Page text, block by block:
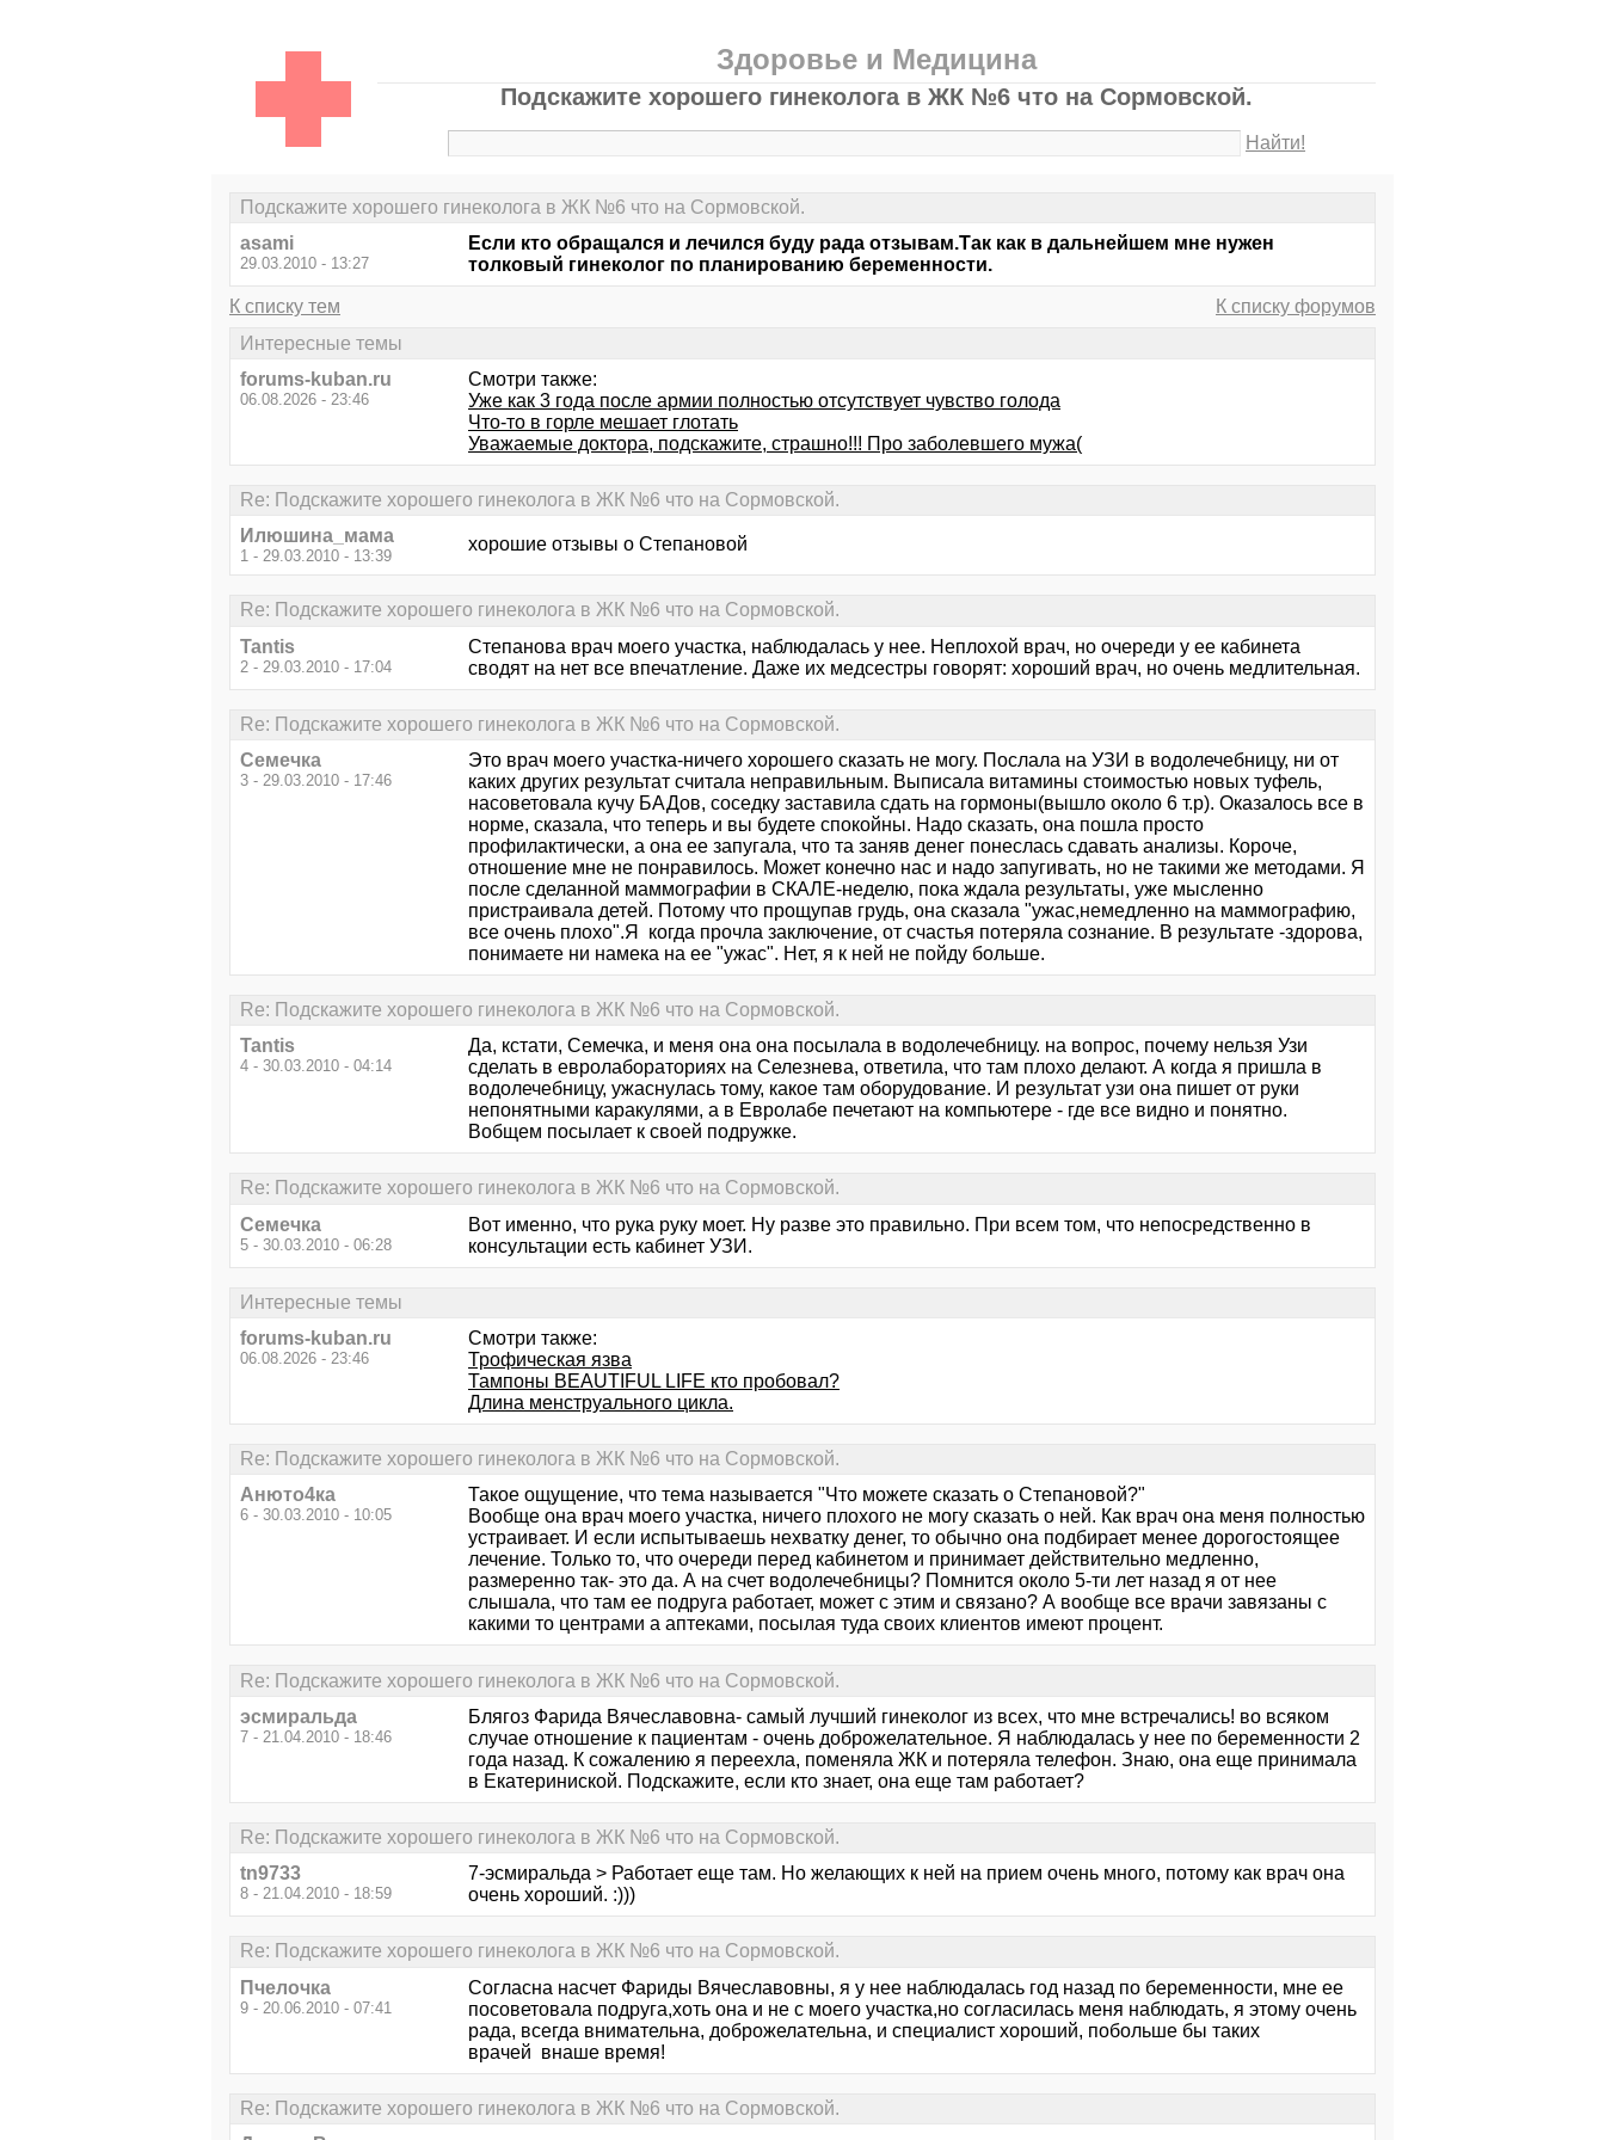
Здоровье и Медицина
Подскажите хорошего гинеколога в ЖК №6 что на Сормовской.
Найти!
Подскажите хорошего гинеколога в ЖК №6 что на Сормовской.
asami
29.03.2010 - 13:27
Если кто обращался и лечился буду рада отзывам.Так как в дальнейшем мне нужен
толковый гинеколог по планированию беременности.
К списку тем
К списку форумов
Интересные темы
forums-kuban.ru
06.08.2026 - 23:46
Смотри также:
Уже как 3 года после армии полностью отсутствует чувство голода
Что-то в горле мешает глотать
Уважаемые доктора, подскажите, страшно!!! Про заболевшего мужа(
Re: Подскажите хорошего гинеколога в ЖК №6 что на Сормовской.
Илюшина_мама
1 - 29.03.2010 - 13:39
хорошие отзывы о Степановой
Re: Подскажите хорошего гинеколога в ЖК №6 что на Сормовской.
Tantis
2 - 29.03.2010 - 17:04
Степанова врач моего участка, наблюдалась у нее. Неплохой врач, но очереди у ее кабинета
сводят на нет все впечатление. Даже их медсестры говорят: хороший врач, но очень медлительная.
Re: Подскажите хорошего гинеколога в ЖК №6 что на Сормовской.
Семечка
3 - 29.03.2010 - 17:46
Это врач моего участка-ничего хорошего сказать не могу. Послала на УЗИ в водолечебницу, ни от
каких других результат считала неправильным. Выписала витамины стоимостью новых туфель,
насоветовала кучу БАДов, соседку заставила сдать на гормоны(вышло около 6 т.р). Оказалось все в
норме, сказала, что теперь и вы будете спокойны. Надо сказать, она пошла просто
профилактически, а она ее запугала, что та заняв денег понеслась сдавать анализы. Короче,
отношение мне не понравилось. Может конечно нас и надо запугивать, но не такими же методами. Я
после сделанной маммографии в СКАЛЕ-неделю, пока ждала результаты, уже мысленно
пристраивала детей. Потому что прощупав грудь, она сказала "ужас,немедленно на маммографию,
все очень плохо".Я когда прочла заключение, от счастья потеряла сознание. В результате -здорова,
понимаете ни намека на ее "ужас". Нет, я к ней не пойду больше.
Re: Подскажите хорошего гинеколога в ЖК №6 что на Сормовской.
Tantis
4 - 30.03.2010 - 04:14
Да, кстати, Семечка, и меня она она посылала в водолечебницу. на вопрос, почему нельзя Узи
сделать в евролабораториях на Селезнева, ответила, что там плохо делают. А когда я пришла в
водолечебницу, ужаснулась тому, какое там оборудование. И результат узи она пишет от руки
непонятными каракулями, а в Евролабе печетают на компьютере - где все видно и понятно.
Вобщем посылает к своей подружке.
Re: Подскажите хорошего гинеколога в ЖК №6 что на Сормовской.
Семечка
5 - 30.03.2010 - 06:28
Вот именно, что рука руку моет. Ну разве это правильно. При всем том, что непосредственно в
консультации есть кабинет УЗИ.
Интересные темы
forums-kuban.ru
06.08.2026 - 23:46
Смотри также:
Трофическая язва
Тампоны BEAUTIFUL LIFE кто пробовал?
Длина менструального цикла.
Re: Подскажите хорошего гинеколога в ЖК №6 что на Сормовской.
Анюто4ка
6 - 30.03.2010 - 10:05
Такое ощущение, что тема называется "Что можете сказать о Степановой?"
Вообще она врач моего участка, ничего плохого не могу сказать о ней. Как врач она меня полностью
устраивает. И если испытываешь нехватку денег, то обычно она подбирает менее дорогостоящее
лечение. Только то, что очереди перед кабинетом и принимает действительно медленно,
размеренно так- это да. А на счет водолечебницы? Помнится около 5-ти лет назад я от нее
слышала, что там ее подруга работает, может с этим и связано? А вообще все врачи завязаны с
какими то центрами а аптеками, посылая туда своих клиентов имеют процент.
Re: Подскажите хорошего гинеколога в ЖК №6 что на Сормовской.
эсмиральда
7 - 21.04.2010 - 18:46
Блягоз Фарида Вячеславовна- самый лучший гинеколог из всех, что мне встречались! во всяком
случае отношение к пациентам - очень доброжелательное. Я наблюдалась у нее по беременности 2
года назад. К сожалению я переехла, поменяла ЖК и потеряла телефон. Знаю, она еще принимала
в Екатериниской. Подскажите, если кто знает, она еще там работает?
Re: Подскажите хорошего гинеколога в ЖК №6 что на Сормовской.
tn9733
8 - 21.04.2010 - 18:59
7-эсмиральда > Работает еще там. Но желающих к ней на прием очень много, потому как врач она
очень хороший. :)))
Re: Подскажите хорошего гинеколога в ЖК №6 что на Сормовской.
Пчелочка
9 - 20.06.2010 - 07:41
Согласна насчет Фариды Вячеславовны, я у нее наблюдалась год назад по беременности, мне ее
посоветовала подруга,хоть она и не с моего участка,но согласилась меня наблюдать, я этому очень
рада, всегда внимательна, доброжелательна, и специалист хороший, побольше бы таких
врачей внаше время!
Re: Подскажите хорошего гинеколога в ЖК №6 что на Сормовской.